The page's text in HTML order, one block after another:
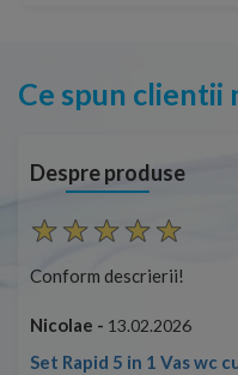
Ce spun clientii
Despre produse
Conform descrierii!
Nicolae - 13.02.2026
Set Rapid 5 in 1 Vas wc